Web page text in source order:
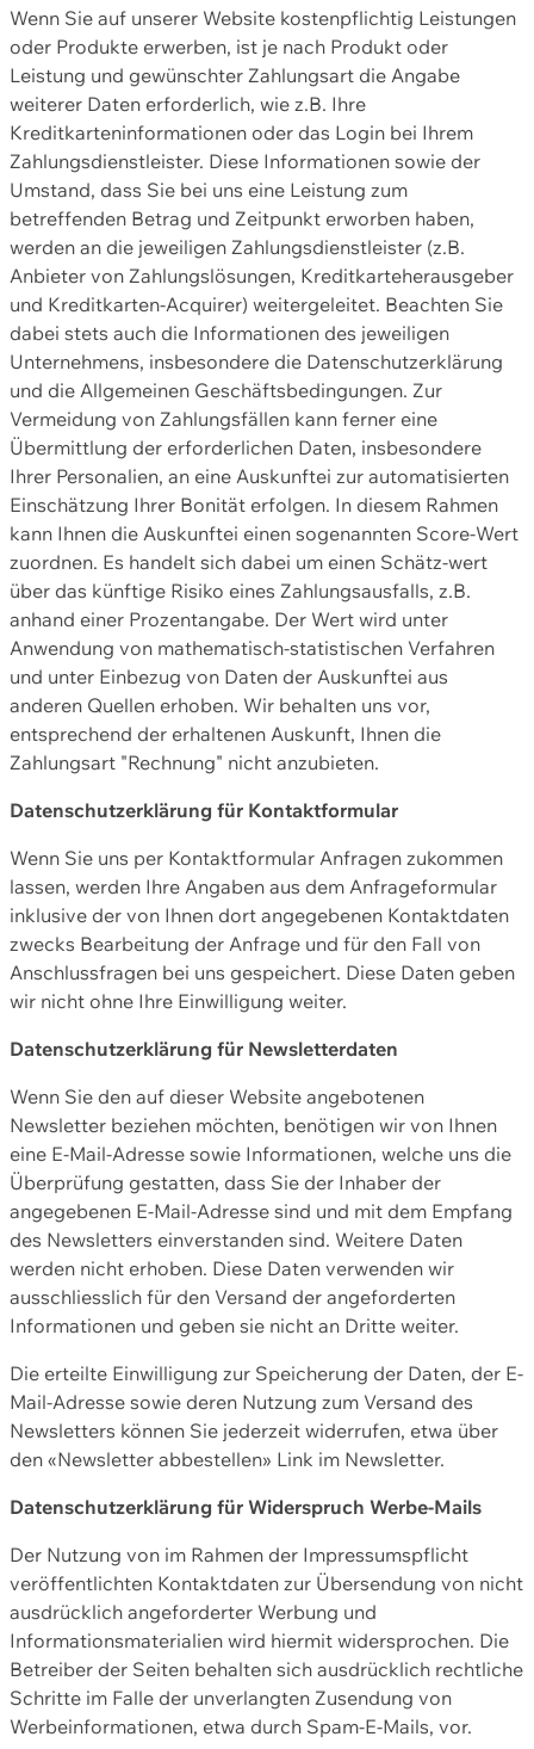
Wenn Sie auf unserer Website kostenpflichtig Leistungen
oder Produkte erwerben, ist je nach Produkt oder
Leistung und gewünschter Zahlungsart die Angabe
weiterer Daten erforderlich, wie z.B. Ihre
Kreditkarteninformationen oder das Login bei Ihrem
Zahlungsdienstleister. Diese Informationen sowie der
Umstand, dass Sie bei uns eine Leistung zum
betreffenden Betrag und Zeitpunkt erworben haben,
werden an die jeweiligen Zahlungsdienstleister (z.B.
Anbieter von Zahlungslösungen, Kreditkarteherausgeber
und Kreditkarten-Acquirer) weitergeleitet. Beachten Sie
dabei stets auch die Informationen des jeweiligen
Unternehmens, insbesondere die Datenschutzerklärung
und die Allgemeinen Geschäftsbedingungen. Zur
Vermeidung von Zahlungsfällen kann ferner eine
Übermittlung der erforderlichen Daten, insbesondere
Ihrer Personalien, an eine Auskunftei zur automatisierten
Einschätzung Ihrer Bonität erfolgen. In diesem Rahmen
kann Ihnen die Auskunftei einen sogenannten Score-Wert
zuordnen. Es handelt sich dabei um einen Schätz-wert
über das künftige Risiko eines Zahlungsausfalls, z.B.
anhand einer Prozentangabe. Der Wert wird unter
Anwendung von mathematisch-statistischen Verfahren
und unter Einbezug von Daten der Auskunftei aus
anderen Quellen erhoben. Wir behalten uns vor,
entsprechend der erhaltenen Auskunft, Ihnen die
Zahlungsart "Rechnung" nicht anzubieten.
Datenschutzerklärung für Kontaktformular
Wenn Sie uns per Kontaktformular Anfragen zukommen
lassen, werden Ihre Angaben aus dem Anfrageformular
inklusive der von Ihnen dort angegebenen Kontaktdaten
zwecks Bearbeitung der Anfrage und für den Fall von
Anschlussfragen bei uns gespeichert. Diese Daten geben
wir nicht ohne Ihre Einwilligung weiter.
Datenschutzerklärung für Newsletterdaten
Wenn Sie den auf dieser Website angebotenen
Newsletter beziehen möchten, benötigen wir von Ihnen
eine E-Mail-Adresse sowie Informationen, welche uns die
Überprüfung gestatten, dass Sie der Inhaber der
angegebenen E-Mail-Adresse sind und mit dem Empfang
des Newsletters einverstanden sind. Weitere Daten
werden nicht erhoben. Diese Daten verwenden wir
ausschliesslich für den Versand der angeforderten
Informationen und geben sie nicht an Dritte weiter.
Die erteilte Einwilligung zur Speicherung der Daten, der E-
Mail-Adresse sowie deren Nutzung zum Versand des
Newsletters können Sie jederzeit widerrufen, etwa über
den «Newsletter abbestellen» Link im Newsletter.
Datenschutzerklärung für Widerspruch Werbe-Mails
Der Nutzung von im Rahmen der Impressumspflicht
veröffentlichten Kontaktdaten zur Übersendung von nicht
ausdrücklich angeforderter Werbung und
Informationsmaterialien wird hiermit widersprochen. Die
Betreiber der Seiten behalten sich ausdrücklich rechtliche
Schritte im Falle der unverlangten Zusendung von
Werbeinformationen, etwa durch Spam-E-Mails, vor.